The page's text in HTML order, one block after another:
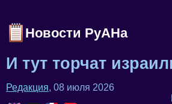
Новости РуАНа
И тут торчат
Редакция, 08 июля 2026